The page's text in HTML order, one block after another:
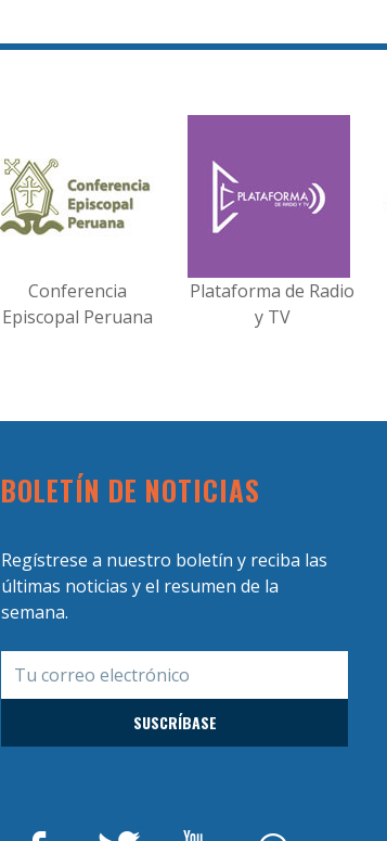
Conferencia
Episcopal Peruana
Plataforma de Radio
y TV
BOLETÍN DE NOTICIAS
Regístrese a nuestro boletín y reciba las
últimas noticias y el resumen de la
semana.